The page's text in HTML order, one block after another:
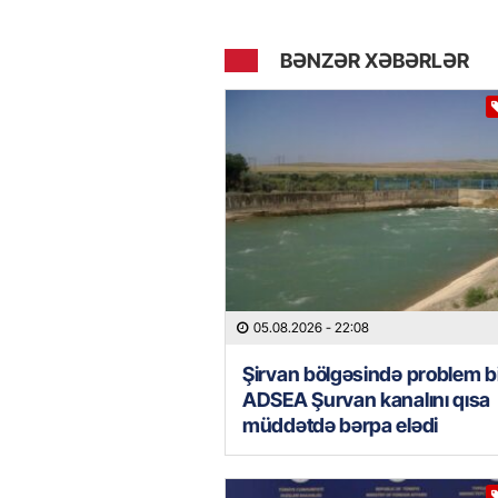
BƏNZƏR XƏBƏRLƏR
05.08.2026 - 22:08
Şirvan bölgəsində problem
ADSEA Şurvan kanalını qısa
müddətdə bərpa elədi